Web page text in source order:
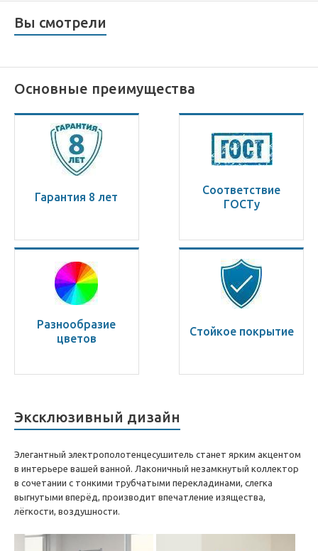
Вы смотрели
Основные преимущества
Гарантия 8 лет
Соответствие
ГОСТу
Разнообразие
цветов
Стойкое покрытие
Эксклюзивный дизайн
Элегантный электрополотенцесушитель станет ярким акцентом
в интерьере вашей ванной. Лаконичный незамкнутый коллектор
в сочетании с тонкими трубчатыми перекладинами, слегка
выгнутыми вперёд, производит впечатление изящества,
лёгкости, воздушности.